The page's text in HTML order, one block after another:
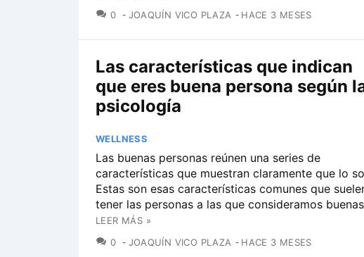
0 COMENTARIOS
JOAQUÍN VICO PLAZA HACE 3 MESES
Las características que indican
que eres buena persona según
psicología
WELLNESS
Las buenas personas reúnen una series de
características que muestran claramente que lo
Estas son esas características comunes que
tener las personas a las que consideramos
LEER MÁS »
0 COMENTARIOS
JOAQUÍN VICO PLAZA HACE 3 MESES